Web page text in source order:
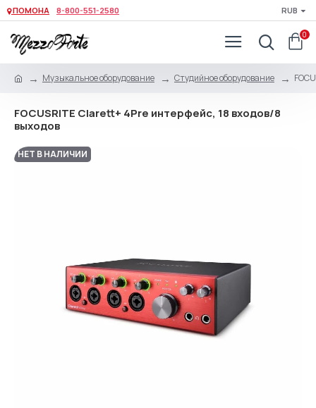
ПОМОНА 8-800-551-2580 RUB
0
Музыкальное оборудование Студийное оборудование
FOCUSRITE Clarett+ 4Pre интерфейс, 18 входов/8
выходов
НЕТ В НАЛИЧИИ